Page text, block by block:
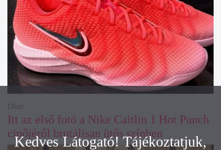
Itt az első fotó a Nike Caitlin 1 Hot Punch
cipőjéről brutálisan ütős színben
Divat
Kedves Látogató! Tájékoztatjuk,